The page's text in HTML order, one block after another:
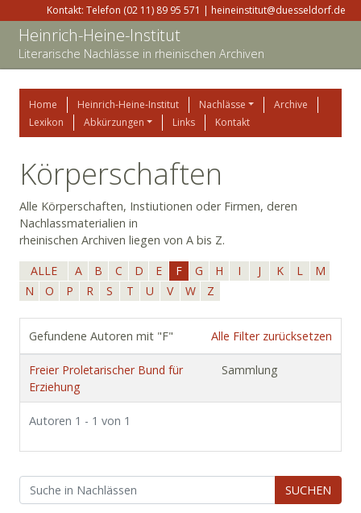
Kontakt: Telefon (02 11) 89 95 571 | heineinstitut@duesseldorf.de
Heinrich-Heine-Institut
Literarische Nachlässe in rheinischen Archiven
Home Heinrich-Heine-Institut Nachlässe
Archive
Lexikon
Abkürzungen Links Kontakt
Körperschaften
Alle Körperschaften, Instiutionen oder Firmen, deren
Nachlassmaterialien in
rheinischen Archiven liegen von A bis Z.
ALLE
A B C D E F G H I J K L
M
N
O P R S T U V W Z
Alle Filter zurücksetzen
Gefundene Autoren mit "F"
Freier Proletarischer Bund für
Erziehung
Sammlung
Autoren 1 - 1 von 1
SUCHEN